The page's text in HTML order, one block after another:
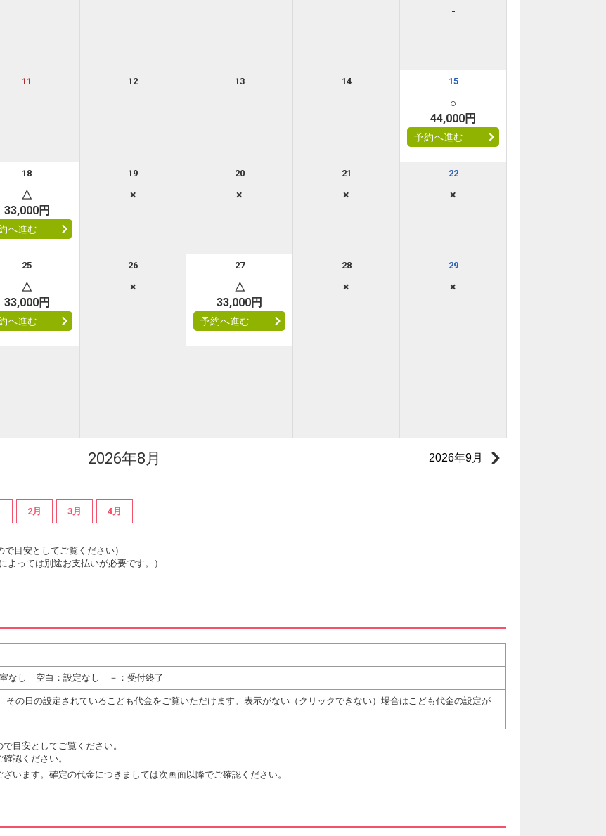
-
11 12 13 14 15
○
44,000円
予約へ進む
18
△
33,000円
へ進む
19
×
20
×
21
×
22
×
25
△
33,000円
へ進む
26
×
27
△
33,000円
予約へ進む
28
×
29
×
2026年8月 2026年9月
2月 3月 4月
目安としてご覧ください）
っては別途お支払いが必要です。）
なし 空白：設定なし －：受付終了
その日の設定されているこども代金をご覧いただけます。表示がない（クリックできない）場合はこども代金の設定が
目安としてご覧ください。
認ください。
います。確定の代金につきましては次画面以降でご確認ください。